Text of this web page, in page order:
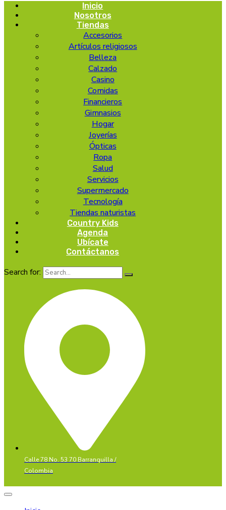
Inicio
Nosotros
Tiendas
Accesorios
Artículos religiosos
Belleza
Calzado
Casino
Comidas
Financieros
Gimnasios
Hogar
Joyerías
Ópticas
Ropa
Salud
Servicios
Supermercado
Tecnología
Tiendas naturistas
Country Kids
Agenda
Ubícate
Contáctanos
Search for:
Calle 78 No. 53 70 Barranquilla /
Colombia